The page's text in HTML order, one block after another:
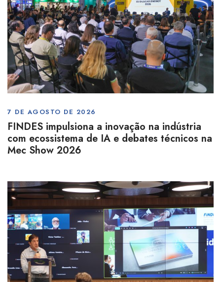
7 DE AGOSTO DE 2026
FINDES impulsiona a inovação na indústria
com ecossistema de IA e debates técnicos na
Mec Show 2026